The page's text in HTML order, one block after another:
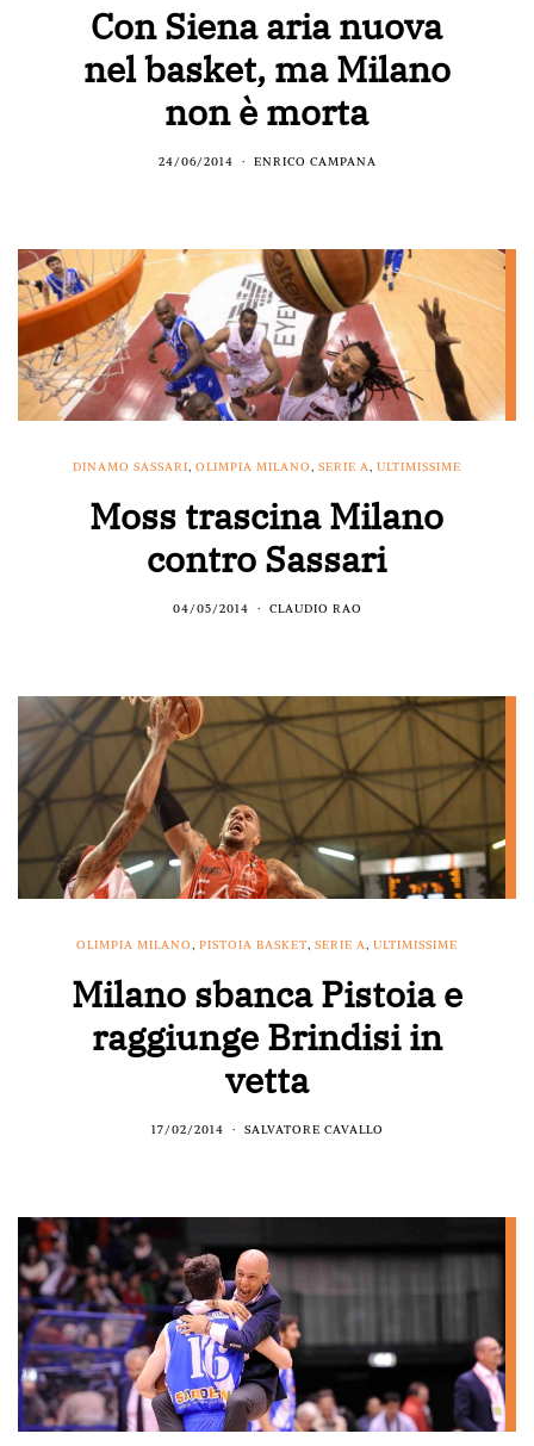
Con Siena aria nuova
nel basket, ma Milano
non è morta
24/06/2014 ENRICO CAMPANA
DINAMO SASSARI, OLIMPIA MILANO, SERIE A, ULTIMISSIME
Moss trascina Milano
contro Sassari
04/05/2014 CLAUDIO RAO
OLIMPIA MILANO, PISTOIA BASKET, SERIE A, ULTIMISSIME
Milano sbanca Pistoia e
raggiunge Brindisi in
vetta
17/02/2014 SALVATORE CAVALLO